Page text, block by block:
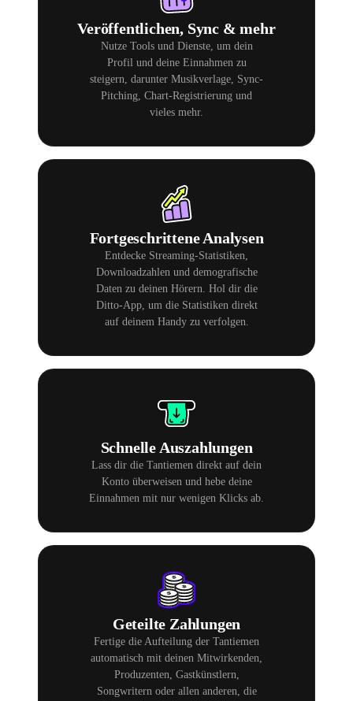
Veröffentlichen, Sync & mehr
Nutze Tools und Dienste, um dein
Profil und deine Einnahmen zu
steigern, darunter Musikverlage, Sync-
Pitching, Chart-Registrierung und
vieles mehr.
Fortgeschrittene Analysen
Entdecke Streaming-Statistiken,
Downloadzahlen und demografische
Daten zu deinen Hörern. Hol dir die
Ditto-App, um die Statistiken direkt
auf deinem Handy zu verfolgen.
Schnelle Auszahlungen
Lass dir die Tantiemen direkt auf dein
Konto überweisen und hebe deine
Einnahmen mit nur wenigen Klicks ab.
Geteilte Zahlungen
Fertige die Aufteilung der Tantiemen
automatisch mit deinen Mitwirkenden,
Produzenten, Gastkünstlern,
Songwritern oder allen anderen, die